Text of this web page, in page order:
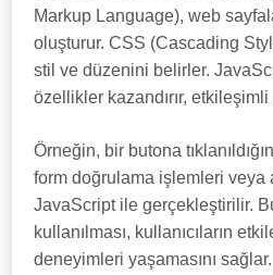
Markup Language), web
oluşturur. CSS (Cascading
stil ve düzenini belirler.
özellikler kazandırır, etkileşimli
Örneğin, bir butona
form doğrulama işlemleri veya
JavaScript ile gerçekleştirilir.
kullanılması, kullanıcıların
deneyimleri yaşamasını sağlar.